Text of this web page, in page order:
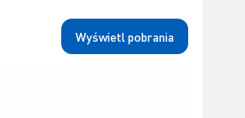
Wyświetl pobrania